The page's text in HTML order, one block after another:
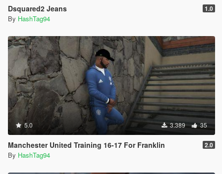
Dsquared2 Jeans 1.0
By HashTag94
5.0 3.389 35
Manchester United Training 16-17 For Franklin 2.0
By HashTag94